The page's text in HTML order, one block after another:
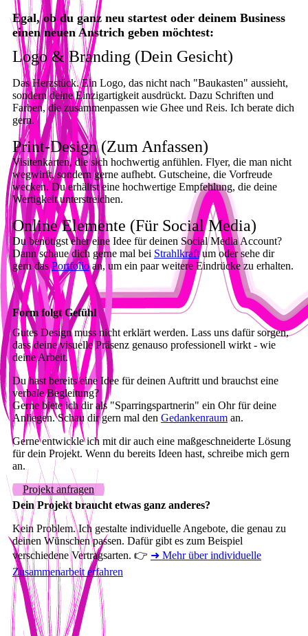
Egal, ob du ganz neu startest oder deinem Business
einen neuen Anstrich geben möchtest:
Logo & Branding (Dein Gesicht)
Das Herzstück. Ein Logo, das nicht nach "Baukasten" aussieht,
sondern deine Einzigartigkeit ausdrückt. Dazu Schriften und
Farben, die zusammenpassen wie Ghee und Reis. Ich berate dich
gern.
Print-Design (Zum Anfassen)
Visitenkarten, die sich hochwertig anfühlen. Flyer, die man nicht
wegwirft, sondern gerne aufhebt. Gutscheine, die Vorfreude
wecken. Du erhältst eine hochwertige Empfehlung, die deine
Wertigkeit unterstreichen.
Online Elemente (Für Social Media)
Du benötigst eher eine Idee für deinen Social Media Account?
Dann schaue dich gerne mal bei Strahlkraftum oder sehe dir
gern dasPortfolioan, um ein paar weitere Eindrücke zu erhalten.
Form folgt Gefühl
Gutes Design muss nicht erklärt werden. Lass uns dafür sorgen,
dass deine visuelle Präsenz genauso professionell wirkt - wie
deine Arbeit.
Du hast bereits eine Idee für deinen Auftritt und brauchst eine
verbale Begleitung?
Gerne biete ich dir als "Sparringspartnerin" ein Ohr für deine
Anliegen. Schau dir gern mal den Gedankenrauman.
Gerne entwickle ich mit dir auch eine maßgeschneiderte Lösung
für dein Projekt. Wenn du bereits Ideen hast, schreibe mich gern
an.
Projekt anfragen
Dein Projekt braucht etwas ganz anderes?
Kein Problem. Ich gestalte individuelle Angebote, die genau zu
deinen Wünschen passen. Dafür gibt es zum Beispiel
verschiedene Vertragsarten. 👉 ➜ Mehr über individuelle
Zusammenarbeit erfahren